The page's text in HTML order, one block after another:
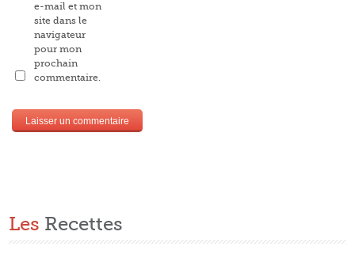
e-mail et mon
site dans le
navigateur
pour mon
prochain
commentaire.
Les Recettes